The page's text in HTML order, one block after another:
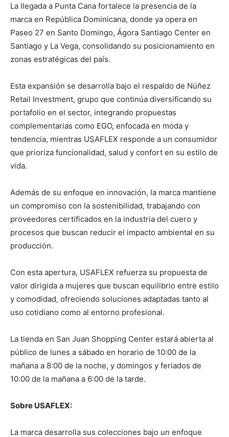
La llegada a Punta Cana fortalece la presencia de la
marca en República Dominicana, donde ya opera en
Paseo 27 en Santo Domingo, Ágora Santiago Center en
Santiago y La Vega, consolidando su posicionamiento en
zonas estratégicas del país.
Esta expansión se desarrolla bajo el respaldo de Núñez
Retail Investment, grupo que continúa diversificando su
portafolio en el sector, integrando propuestas
complementarias como EGO, enfocada en moda y
tendencia, mientras USAFLEX responde a un consumidor
que prioriza funcionalidad, salud y confort en su estilo de
vida.
Además de su enfoque en innovación, la marca mantiene
un compromiso con la sostenibilidad, trabajando con
proveedores certificados en la industria del cuero y
procesos que buscan reducir el impacto ambiental en su
producción.
Con esta apertura, USAFLEX refuerza su propuesta de
valor dirigida a mujeres que buscan equilibrio entre estilo
y comodidad, ofreciendo soluciones adaptadas tanto al
uso cotidiano como al entorno profesional.
La tienda en San Juan Shopping Center estará abierta al
público de lunes a sábado en horario de 10:00 de la
mañana a 8:00 de la noche, y domingos y feriados de
10:00 de la mañana a 6:00 de la tarde.
Sobre USAFLEX:
La marca desarrolla sus colecciones bajo un enfoque